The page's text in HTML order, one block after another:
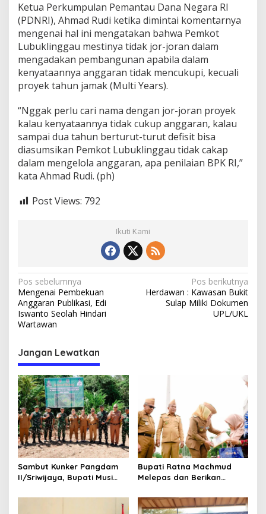
r
a
n
r
o
y
e
Ketua Perkumpulan Pemantau Dana Negara RI
(PDNRI), Ahmad Rudi ketika dimintai komentarnya
mengenai hal ini mengatakan bahwa Pemkot
Lubuklinggau mestinya tidak jor-joran dalam
mengadakan pembangunan apabila dalam
kenyataannya anggaran tidak mencukupi, kecuali
proyek tahun jamak (Multi Years).
“Nggak perlu cari nama dengan jor-joran proyek
kalau kenyataannya tidak cukup anggaran, kalau
sampai dua tahun berturut-turut defisit bisa
diasumsikan Pemkot Lubuklinggau tidak cakap
dalam mengelola anggaran, apa penilaian BPK RI,”
kata Ahmad Rudi. (ph)
Post Views: 792
Ikuti Kami
N
a
v
i
g
a
s
i
p
o
s
Pos sebelumnya
Mengenai Pembekuan
Anggaran Publikasi, Edi
Iswanto Seolah Hindari
Wartawan
Pos berikutnya
Herdawan : Kawasan Bukit
Sulap Miliki Dokumen
UPL/UKL
Jangan Lewatkan
Sambut Kunker Pangdam
II/Sriwijaya, Bupati Musi
Pembangunan Yonif
Bupati Ratna Machmud
Melepas dan Berikan
ASN Purna Tugas Pemkab
Musi Rawas